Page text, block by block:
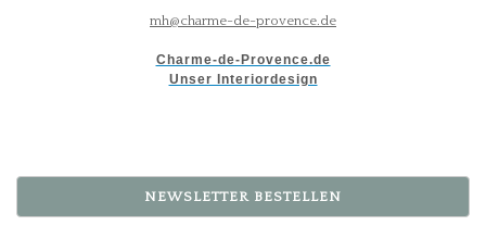
mh@charme-de-provence.de
Charme-de-Provence.de
Unser Interiordesign
NEWSLETTER BESTELLEN